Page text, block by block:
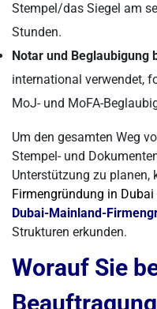
Stempel/das Siegel am
Stunden.
Notar und Beglaubigung
international verwendet,
MoJ- und MoFA-
Um den gesamten Weg
Stempel- und
Unterstützung zu planen,
Firmengründung in Dubai
Dubai-Mainland-
Strukturen erkunden.
Worauf Sie